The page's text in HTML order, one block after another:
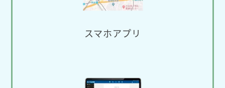
スマホアプリ